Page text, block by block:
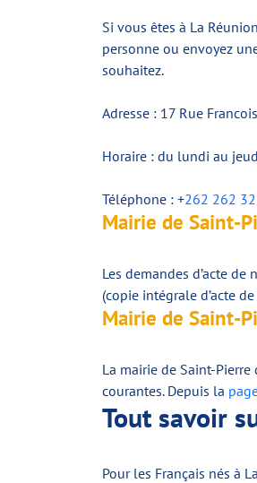
Si vous êtes à La
personne ou envoyez
souhaitez.
Adresse : 17 Rue
Horaire : du lundi au
Téléphone : +262 262
Mairie de Saint-
Les demandes d’acte
(copie intégrale d’acte
Mairie de Saint-
La mairie de Saint-
courantes. Depuis la
Tout savoir
Pour les Français nés à